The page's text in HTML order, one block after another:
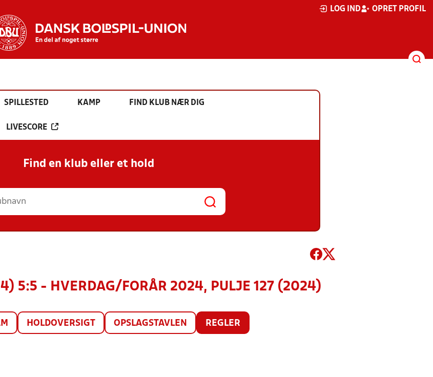
LOG IND OPRET PROFIL
SPILLESTED KAMP FIND KLUB NÆR DIG
LIVESCORE
Find en klub eller et hold
5:5 - HVERDAG/FORÅR 2024, PULJE 127 (2024)
HOLDOVERSIGT OPSLAGSTAVLEN REGLER